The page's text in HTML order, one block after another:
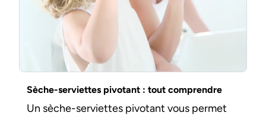
Sèche-serviettes pivotant : tout comprendre
Un sèche-serviettes pivotant vous permet